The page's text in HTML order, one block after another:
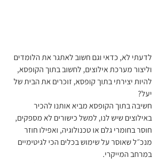
לדעתי לא, כדאי וגם חשוב לאתגר את הלומדים
וליצור מערכת אילוצים, לחשוב בתוך הקופסא,
להיות יצירתי בתוך קופסא, זוכרים את הבית של
יעל?
חשיבה בתוך הקופסא מביא אותנו להכיר
באילוצים שיש לנו, למשל כישורים לא מספקים,
חוסר בחומרי גלם או טכנולוגיה, ואפילו חוזר
מנכ״ל שאוסר על שימוש בכלים הכי לגיטימיים
במרחב המייקרי.